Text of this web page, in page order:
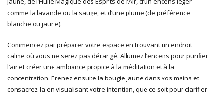
comme la lavande ou la sauge, et d’une plume (de préférence
blanche ou jaune).
Commencez par préparer votre espace en trouvant un endroit
calme où vous ne serez pas dérangé. Allumez l’encens pour purifier
l’air et créer une ambiance propice à la méditation et à la
concentration. Prenez ensuite la bougie jaune dans vos mains et
consacrez-la en visualisant votre intention, que ce soit pour clarifier